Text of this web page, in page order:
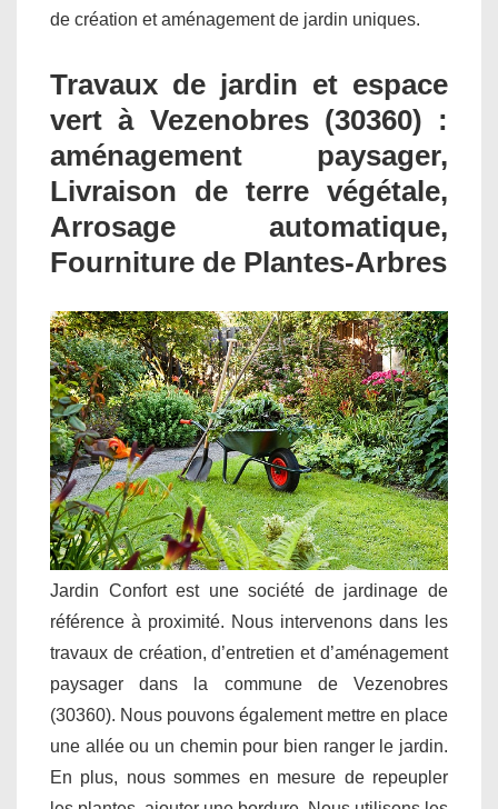
de création et aménagement de jardin uniques.
Travaux de jardin et espace
vert à Vezenobres (30360) :
aménagement paysager,
Livraison de terre végétale,
Arrosage automatique,
Fourniture de Plantes-Arbres
Jardin Confort est une société de jardinage de
référence à proximité. Nous intervenons dans les
travaux de création, d’entretien et d’aménagement
paysager dans la commune de Vezenobres
(30360). Nous pouvons également mettre en place
une allée ou un chemin pour bien ranger le jardin.
En plus, nous sommes en mesure de repeupler